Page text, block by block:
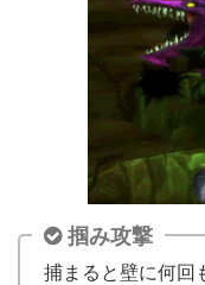
掴み攻撃
捕まると壁に何回